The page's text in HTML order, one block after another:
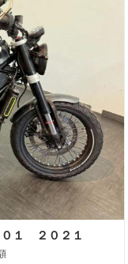
０１ ２０２１